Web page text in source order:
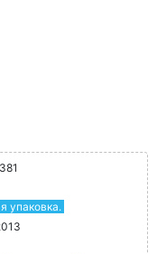
упаковка.